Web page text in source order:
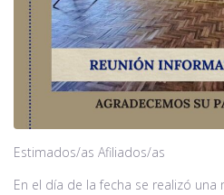
Estimados/as Afiliados/as
En el día de la fecha se realizó